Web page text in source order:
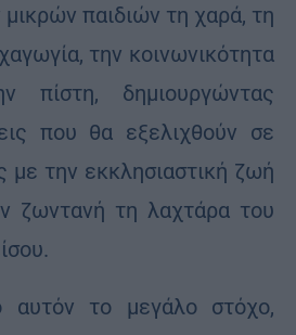
παιδιών τη χαρά, τη
την κοινωνικότητα
πίστη, δημιουργώντας
που θα εξελιχθούν σε
με την εκκλησιαστική ζωή
ζωντανή τη λαχτάρα του
το μεγάλο στόχο,